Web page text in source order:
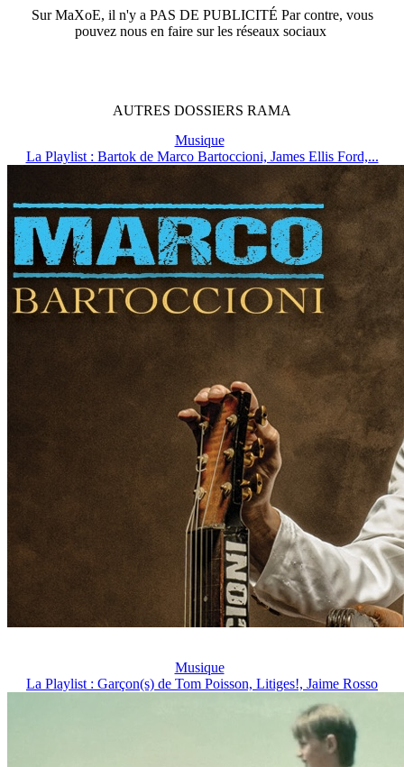
SurMaXoE, il n'y a PAS DE PUBLICITÉ Par contre, vous
pouvez nous en faire sur les réseaux sociaux
AUTRES DOSSIERS RAMA
Musique
La Playlist : Bartok de Marco Bartoccioni, James Ellis Ford,...
Musique
La Playlist : Garçon(s) de Tom Poisson, Litiges!, Jaime Rosso